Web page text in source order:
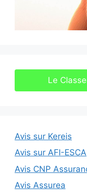
Le
Avis sur Kereis
Avis sur AFI-ESCA
Avis CNP
Avis Assurea